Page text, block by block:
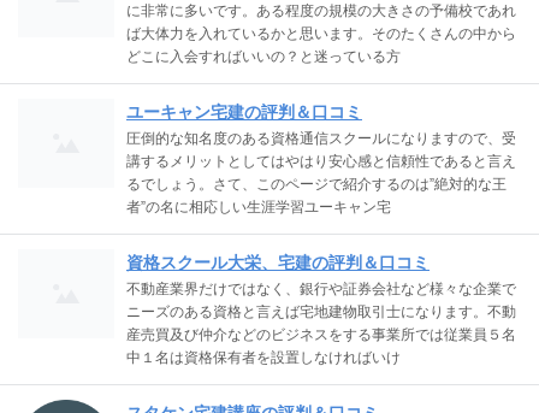
に非常に多いです。ある程度の規模の大きさの予備校であれ
ば大体力を入れているかと思います。そのたくさんの中から
どこに入会すればいいの？と迷っている方
ユーキャン宅建の評判＆口コミ
圧倒的な知名度のある資格通信スクールになりますので、受
講するメリットとしてはやはり安心感と信頼性であると言え
るでしょう。さて、このページで紹介するのは”絶対的な王
者”の名に相応しい生涯学習ユーキャン宅
資格スクール大栄、宅建の評判＆口コミ
不動産業界だけではなく、銀行や証券会社など様々な企業で
ニーズのある資格と言えば宅地建物取引士になります。不動
産売買及び仲介などのビジネスをする事業所では従業員５名
中１名は資格保有者を設置しなければいけ